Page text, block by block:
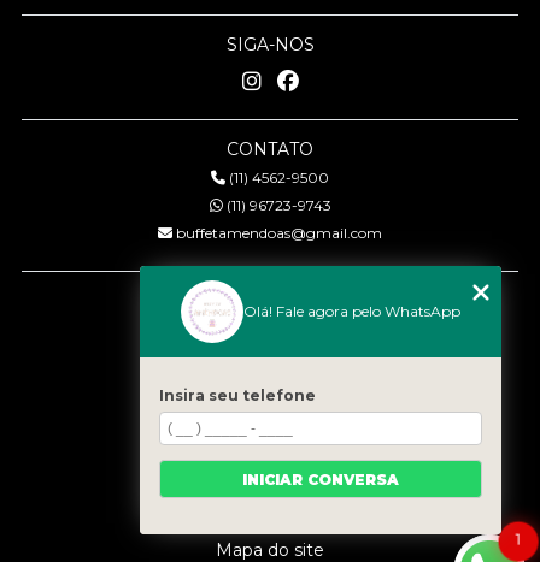
SIGA-NOS
CONTATO
(11) 4562-9500
(11) 96723-9743
buffetamendoas@gmail.com
MENU
Quem somos
Serviços
Eventos
Gastronomia
Contato
Mapa do site
1
Olá! Fale agora pelo WhatsApp
Insira seu telefone
INICIAR CONVERSA